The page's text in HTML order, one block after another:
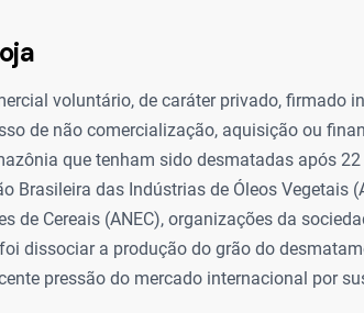
voluntário, de caráter privado, firmado
de não comercialização, aquisição ou
que tenham sido desmatadas após
Brasileira das Indústrias de Óleos Vegetais
de Cereais (ANEC), organizações da
dissociar a produção do grão do
pressão do mercado internacional por